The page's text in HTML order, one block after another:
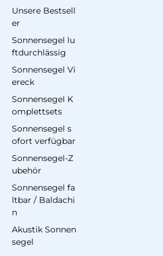
Unsere Bestsell
er
Sonnensegel lu
ftdurchlässig
Sonnensegel Vi
ereck
Sonnensegel K
omplettsets
Sonnensegel s
ofort verfügbar
Sonnensegel-Z
ubehör
Sonnensegel fa
ltbar / Baldachi
n
Akustik Sonnen
segel